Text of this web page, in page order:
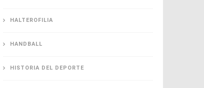
HALTEROFILIA
HANDBALL
HISTORIA DEL DEPORTE